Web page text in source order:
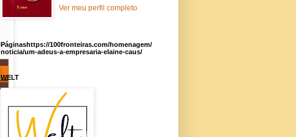
Ver meu perfil completo
Páginashttps://100fronteiras.com/homenagem/
noticia/um-adeus-a-empresaria-elaine-caus/
WELT